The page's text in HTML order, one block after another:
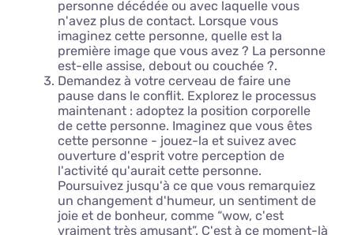
personne décédée ou avec laquelle vous
n'avez plus de contact. Lorsque vous
imaginez cette personne, quelle est la
première image que vous avez ? La personne
est-elle assise, debout ou couchée ?.
Demandez à votre cerveau de faire une
pause dans le conflit. Explorez le processus
maintenant : adoptez la position corporelle
de cette personne. Imaginez que vous êtes
cette personne - jouez-la et suivez avec
ouverture d'esprit votre perception de
l'activité qu'aurait cette personne.
Poursuivez jusqu'à ce que vous remarquiez
un changement d'humeur, un sentiment de
joie et de bonheur, comme “wow, c'est
vraiment très amusant”. C'est à ce moment-là